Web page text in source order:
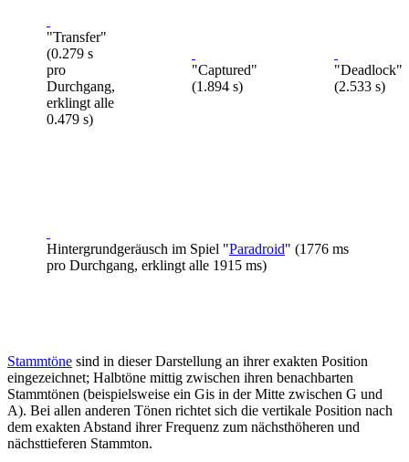
"Transfer"
(0.279 s
pro
Durchgang,
erklingt alle
0.479 s)
"Captured"
(1.894 s)
"Deadlock"
(2.533 s)
Hintergrundgeräusch im Spiel "Paradroid" (1776 ms
pro Durchgang, erklingt alle 1915 ms)
Stammtöne sind in dieser Darstellung an ihrer exakten Position
eingezeichnet; Halbtöne mittig zwischen ihren benachbarten
Stammtönen (beispielsweise ein Gis in der Mitte zwischen G und
A). Bei allen anderen Tönen richtet sich die vertikale Position nach
dem exakten Abstand ihrer Frequenz zum nächsthöheren und
nächsttieferen Stammton.